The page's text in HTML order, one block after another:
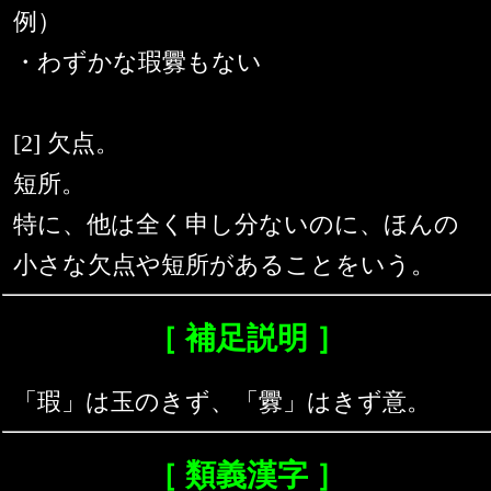
例）
・わずかな瑕釁もない
[2] 欠点。
短所。
特に、他は全く申し分ないのに、ほんの
小さな欠点や短所があることをいう。
［ 補足説明 ］
「瑕」は玉のきず、「釁」はきず意。
［ 類義漢字 ］